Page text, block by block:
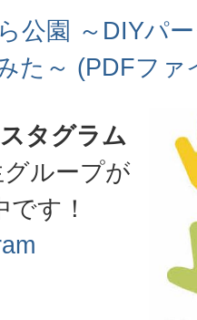
公園 ～DIYパ
た～ (PDFファ
タグラム
ループが
す！